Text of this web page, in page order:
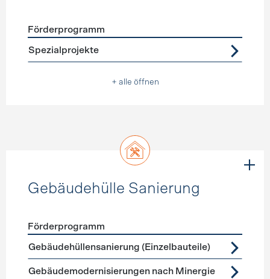
Förderprogramme
Förderprogramm
Spezialprojekte
+ alle öffnen
Gebäudehülle Sanierung
Förderprogramme Gebäudehülle Sanierung
Förderprogramm
Gebäudehüllensanierung (Einzelbauteile)
Gebäudemodernisierungen nach Minergie